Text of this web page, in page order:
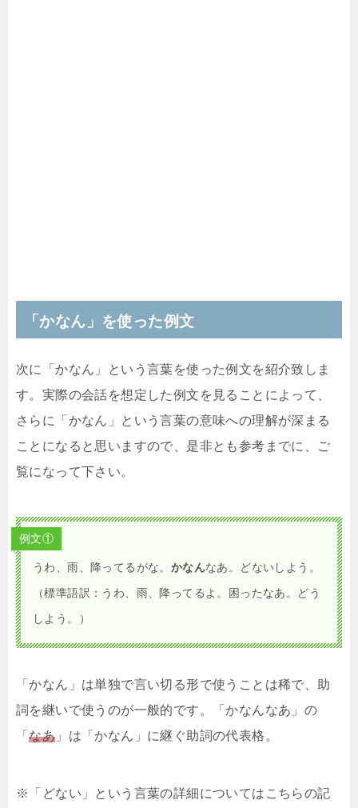
「かなん」を使った例文
次に「かなん」という言葉を使った例文を紹介致しま
す。実際の会話を想定した例文を見ることによって、
さらに「かなん」という言葉の意味への理解が深まる
ことになると思いますので、是非とも参考までに、ご
覧になって下さい。
例文①
うわ、雨、降ってるがな。 かなんなあ。どないしよう。
（標準語訳：うわ、雨、降ってるよ。困ったなあ。どう
しよう。）
「かなん」は単独で言い切る形で使うことは稀で、助
詞を継いで使うのが一般的です。「かなんなあ」の
「なあ 」は「かなん」に継ぐ助詞の代表格。
※「どない」という言葉の詳細についてはこちらの記